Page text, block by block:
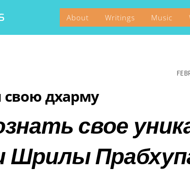
About Writings Music
свою дхарму
свое
Шрилы